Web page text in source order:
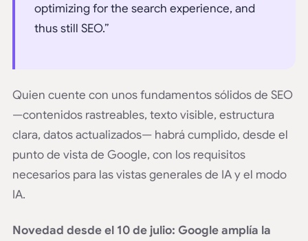
optimizing for the search experience, and
thus still SEO.”
Quien cuente con unos fundamentos sólidos de SEO
—contenidos rastreables, texto visible, estructura
clara, datos actualizados— habrá cumplido, desde el
punto de vista de Google, con los requisitos
necesarios para las vistas generales de IA y el modo
IA.
Novedad desde el 10 de julio: Google amplía la